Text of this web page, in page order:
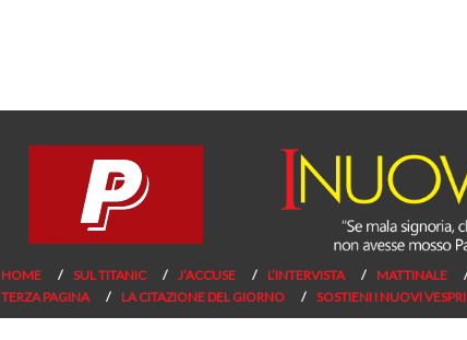
HOME SUL TITANIC J’ACCUSE L’INTERVISTA MATTINALE
TERZA PAGINA
LA CITAZIONE DEL GIORNO SOSTIENI I NUOVI VESPRI